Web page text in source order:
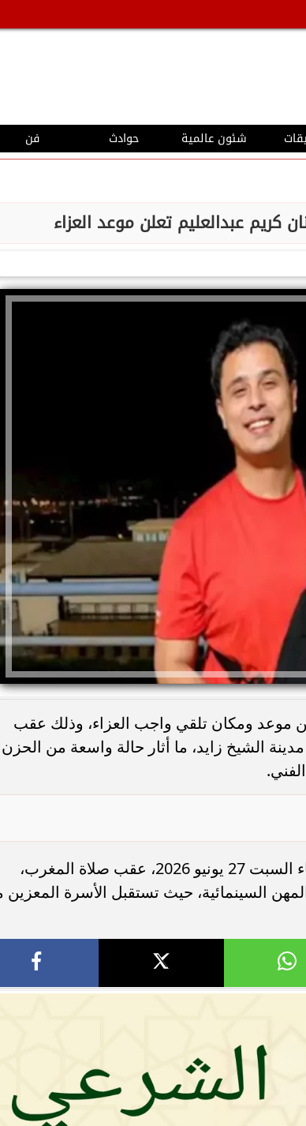
شئون عالمية حوادث فن
كريم عبدالعليم تعلن موعد العزاء
موعد ومكان تلقي واجب العزاء، وذلك عقب
الشيخ زايد، ما أثار حالة واسعة من
وأوضحت الأسرة أن مراسم العزاء ستقام مساء السبت 27 يونيو 2026، عقب صلاة المغرب،
السينمائية، حيث تستقبل الأسرة
وفاة ممرضة
ينعونها
الثاني للعام الدراسي ٢٠٢٥...